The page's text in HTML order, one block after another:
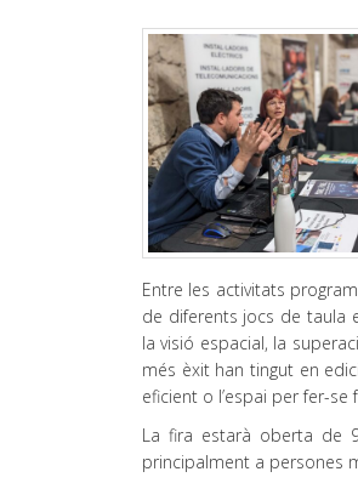
Entre les activitats
de diferents jocs de taula
la visió espacial, la
més èxit han tingut en
eficient o l’espai per fer-se
La fira estarà oberta de
principalment a persones